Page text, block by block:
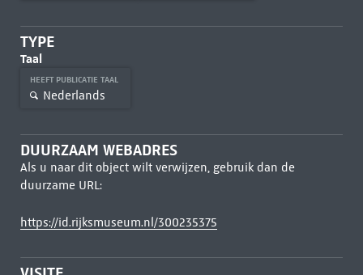
TYPE
Taal
HEEFT PUBLICATIE TAAL
Nederlands
DUURZAAM WEBADRES
Als u naar dit object wilt verwijzen, gebruik dan de
duurzame URL:
https://id.rijksmuseum.nl/300235375